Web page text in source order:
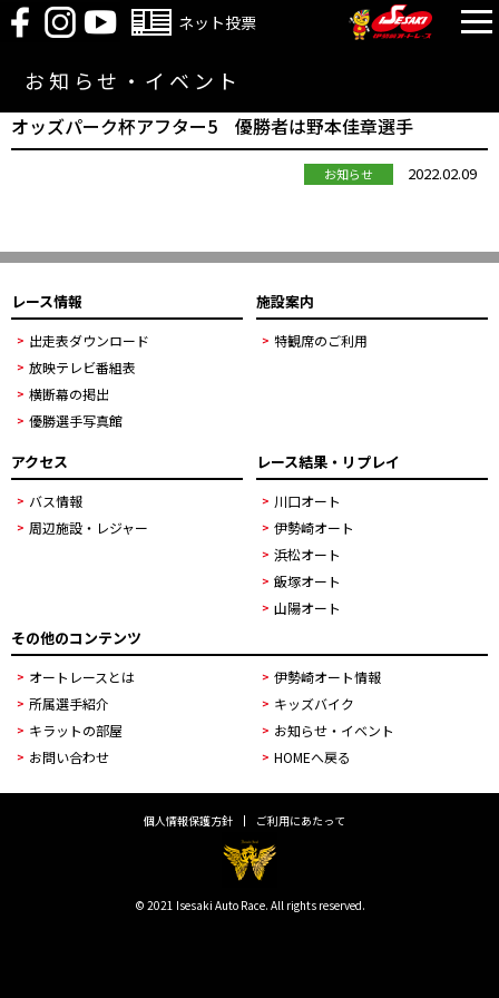
ネット投票
お知らせ・イベント
オッズパーク杯アフター5 優勝者は野本佳章選手
お知らせ 2022.02.09
レース情報
出走表ダウンロード
放映テレビ番組表
横断幕の掲出
優勝選手写真館
施設案内
特観席のご利用
アクセス
バス情報
周辺施設・レジャー
レース結果・リプレイ
川口オート
伊勢崎オート
浜松オート
飯塚オート
山陽オート
その他のコンテンツ
オートレースとは
伊勢崎オート情報
所属選手紹介
キッズバイク
キラットの部屋
お知らせ・イベント
お問い合わせ
HOMEへ戻る
個人情報保護方針 ご利用にあたって
© 2021 Isesaki Auto Race. All rights reserved.